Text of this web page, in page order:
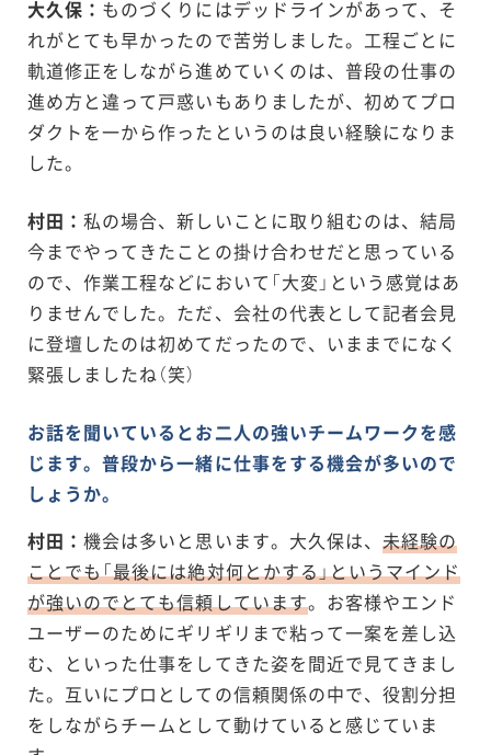
大久保： ものづくりにはデッドラインがあって、そ
れがとても早かったので苦労しました。工程ごとに
軌道修正をしながら進めていくのは、普段の仕事の
進め方と違って戸惑いもありましたが、初めてプロ
ダクトを一から作ったというのは良い経験になりま
した。
村田：私の場合、新しいことに取り組むのは、結局
今までやってきたことの掛け合わせだと思っている
ので、作業工程などにおいて「大変」という感覚はあ
りませんでした。ただ、会社の代表として記者会見
に登壇したのは初めてだったので、いままでになく
緊張しましたね（笑）
お話を聞いているとお二人の強いチームワークを感
じます。普段から一緒に仕事をする機会が多いので
しょうか。
村田：機会は多いと思います。大久保は、 未経験の
ことでも「最後には絶対何とかする」というマインド
が強いのでとても信頼しています。お客様やエンド
ユーザーのためにギリギリまで粘って一案を差し込
む、といった仕事をしてきた姿を間近で見てきまし
た。互いにプロとしての信頼関係の中で、役割分担
をしながらチームとして動けていると感じていま